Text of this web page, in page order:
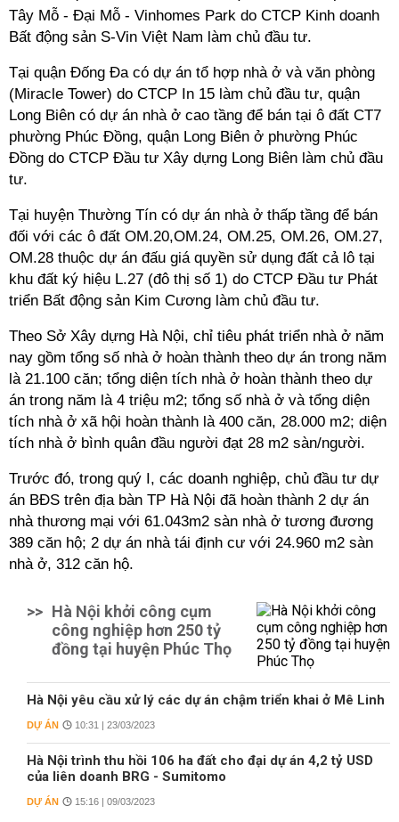
Tây Mỗ - Đại Mỗ - Vinhomes Park do CTCP Kinh doanh
Bất động sản S-Vin Việt Nam làm chủ đầu tư.
Tại quận Đống Đa có dự án tổ hợp nhà ở và văn phòng
(Miracle Tower) do CTCP In 15 làm chủ đầu tư, quận
Long Biên có dự án nhà ở cao tầng để bán tại ô đất CT7
phường Phúc Đồng, quận Long Biên ở phường Phúc
Đồng do CTCP Đầu tư Xây dựng Long Biên làm chủ đầu
tư.
Tại huyện Thường Tín có dự án nhà ở thấp tầng để bán
đối với các ô đất OM.20,OM.24, OM.25, OM.26, OM.27,
OM.28 thuộc dự án đấu giá quyền sử dụng đất cả lô tại
khu đất ký hiệu L.27 (đô thị số 1) do CTCP Đầu tư Phát
triển Bất động sản Kim Cương làm chủ đầu tư.
Theo Sở Xây dựng Hà Nội, chỉ tiêu phát triển nhà ở năm
nay gồm tổng số nhà ở hoàn thành theo dự án trong năm
là 21.100 căn; tổng diện tích nhà ở hoàn thành theo dự
án trong năm là 4 triệu m2; tổng số nhà ở và tổng diện
tích nhà ở xã hội hoàn thành là 400 căn, 28.000 m2; diện
tích nhà ở bình quân đầu người đạt 28 m2 sàn/người.
Trước đó, trong quý I, các doanh nghiệp, chủ đầu tư dự
án BĐS trên địa bàn TP Hà Nội đã hoàn thành 2 dự án
nhà thương mại với 61.043m2 sàn nhà ở tương đương
389 căn hộ; 2 dự án nhà tái định cư với 24.960 m2 sàn
nhà ở, 312 căn hộ.
>> Hà Nội khởi công cụm
công nghiệp hơn 250 tỷ
đồng tại huyện Phúc Thọ
Hà Nội yêu cầu xử lý các dự án chậm triển khai ở Mê Linh
DỰ ÁN 10:31 | 23/03/2023
Hà Nội trình thu hồi 106 ha đất cho đại dự án 4,2 tỷ USD
của liên doanh BRG - Sumitomo
DỰ ÁN 15:16 | 09/03/2023